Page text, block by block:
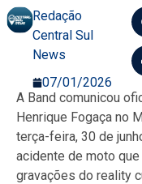
Redação
Central Sul
News
07/01/2026
A Band comunicou
Henrique Fogaça no
terça-feira, 30 de
acidente de moto
gravações do reality